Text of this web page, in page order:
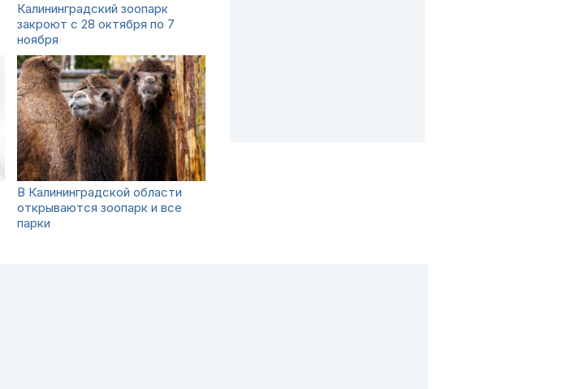
Калининградский зоопарк
закроют с 28 октября по 7
ноября
В Калининградской области
открываются зоопарк и все
парки